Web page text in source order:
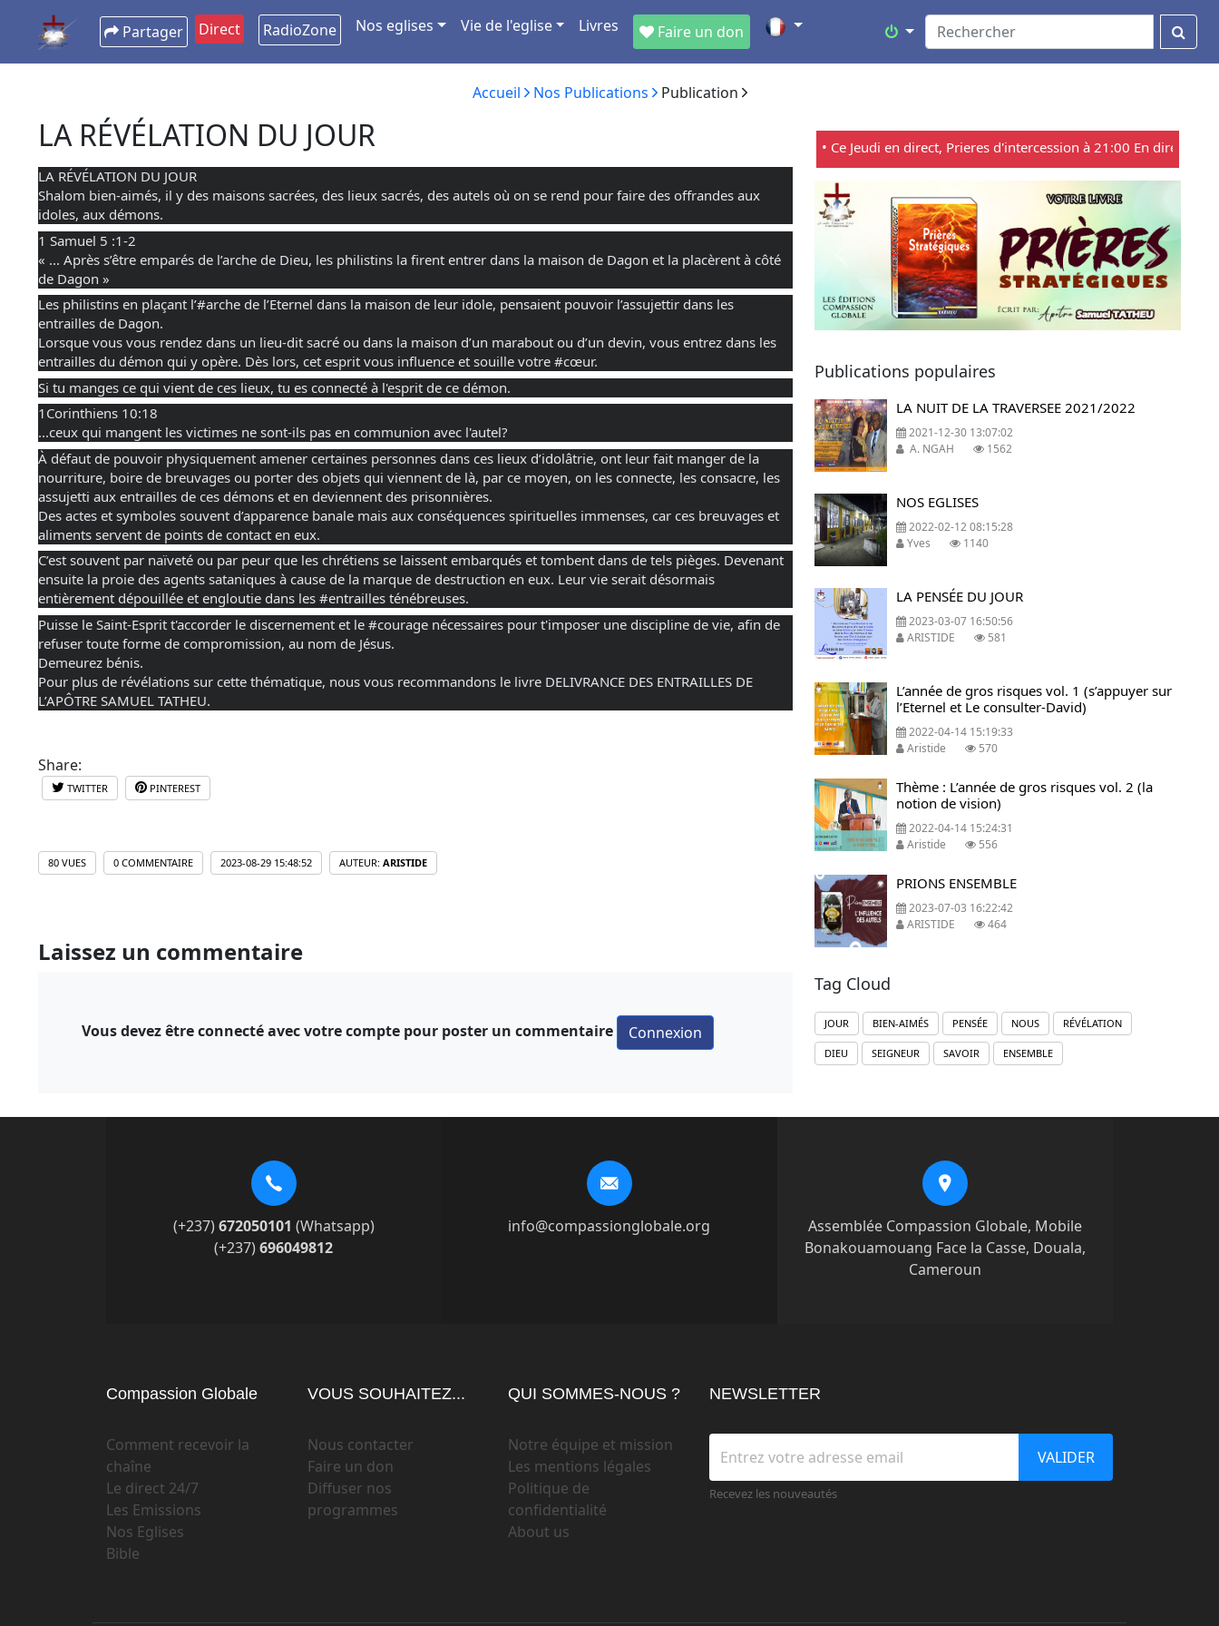
Partager Direct RadioZone Nos eglises Vie de l'eglise Livres Faire un don
Accueil Nos Publications Publication
LA RÉVÉLATION DU JOUR
LA RÉVÉLATION DU JOUR
Shalom bien-aimés, il y des maisons sacrées, des lieux sacrés, des autels où on se rend pour faire des offrandes aux
idoles, aux démons.
1 Samuel 5 :1-2
« ... Après s’être emparés de l’arche de Dieu, les philistins la firent entrer dans la maison de Dagon et la placèrent à côté
de Dagon »
Les philistins en plaçant l’#arche de l’Eternel dans la maison de leur idole, pensaient pouvoir l’assujettir dans les
entrailles de Dagon.
Lorsque vous vous rendez dans un lieu-dit sacré ou dans la maison d’un marabout ou d’un devin, vous entrez dans les
entrailles du démon qui y opère. Dès lors, cet esprit vous influence et souille votre #cœur.
Si tu manges ce qui vient de ces lieux, tu es connecté à l'esprit de ce démon.
1Corinthiens 10:18
...ceux qui mangent les victimes ne sont-ils pas en communion avec l'autel?
À défaut de pouvoir physiquement amener certaines personnes dans ces lieux d’idolâtrie, ont leur fait manger de la
nourriture, boire de breuvages ou porter des objets qui viennent de là, par ce moyen, on les connecte, les consacre, les
assujetti aux entrailles de ces démons et en deviennent des prisonnières.
Des actes et symboles souvent d’apparence banale mais aux conséquences spirituelles immenses, car ces breuvages et
aliments servent de points de contact en eux.
C’est souvent par naïveté ou par peur que les chrétiens se laissent embarqués et tombent dans de tels pièges. Devenant
ensuite la proie des agents sataniques à cause de la marque de destruction en eux. Leur vie serait désormais
entièrement dépouillée et engloutie dans les #entrailles ténébreuses.
Puisse le Saint-Esprit t'accorder le discernement et le #courage nécessaires pour t'imposer une discipline de vie, afin de
refuser toute forme de compromission, au nom de Jésus.
Demeurez bénis.
Pour plus de révélations sur cette thématique, nous vous recommandons le livre DELIVRANCE DES ENTRAILLES DE
L’APÔTRE SAMUEL TATHEU.
Share:
TWITTER PINTEREST
80 VUES 0 COMMENTAIRE 2023-08-29 15:48:52 AUTEUR: ARISTIDE
Laissez un commentaire
Vous devez être connecté avec votre compte pour poster un commentaire
• Ce Jeudi en direct, Prieres d'intercession à 21:00 En direct sur
Previous Next
Publications populaires
LA NUIT DE LA TRAVERSEE 2021/2022
2021-12-30 13:07:02
A. NGAH
1562
NOS EGLISES
2022-02-12 08:15:28
Yves
1140
LA PENSÉE DU JOUR
2023-03-07 16:50:56
ARISTIDE
581
L’année de gros risques vol. 1 (s’appuyer sur
l’Eternel et Le consulter-David)
2022-04-14 15:19:33
Aristide
570
Thème : L’année de gros risques vol. 2 (la
notion de vision)
2022-04-14 15:24:31
Aristide
556
PRIONS ENSEMBLE
2023-07-03 16:22:42
ARISTIDE
464
Tag Cloud
JOUR BIEN-AIMÉS PENSÉE NOUS RÉVÉLATION
DIEU SEIGNEUR SAVOIR ENSEMBLE
(+237) 672050101 (Whatsapp)
(+237)696049812
info@compassionglobale.org
Assemblée Compassion Globale, Mobile
Bonakouamouang Face la Casse, Douala,
Cameroun
Compassion Globale
Comment recevoir la
chaîne
Le direct 24/7
Les Emissions
Nos Eglises
Bible
VOUS SOUHAITEZ...
Nous contacter
Faire un don
Diffuser nos
programmes
QUI SOMMES-NOUS ?
Notre équipe et mission
Les mentions légales
Politique de
confidentialité
About us
NEWSLETTER
VALIDER
Recevez les nouveautés